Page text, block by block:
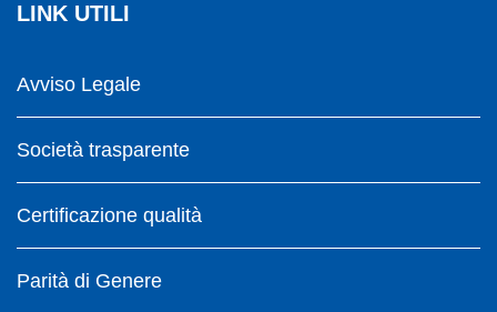
LINK UTILI
Avviso Legale
Società trasparente
Certificazione qualità
Parità di Genere